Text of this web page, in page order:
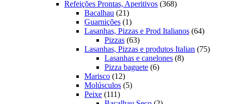
produto
Refeições Prontas, Aperitivos 368368
Bacalhau 2121
produtos
Guarnições 11
produto
Lasanhas, Pizzas e Prod Italianos 6464
Pizzas 6363
produtos
Lasanhas, Pizzas e produtos Italian 7575
Lasanhas e canelones 88
Pizza baguete 66
Marisco 1212
produtos
Molúsculos 55
Peixe 111111